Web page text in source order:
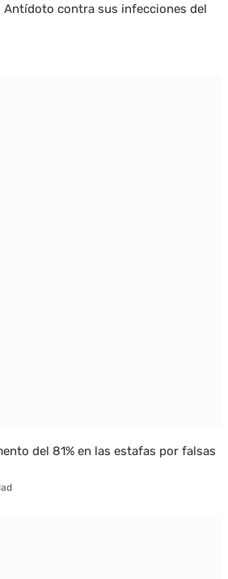
Antídoto contra sus infecciones del
del 81% en las estafas por falsas